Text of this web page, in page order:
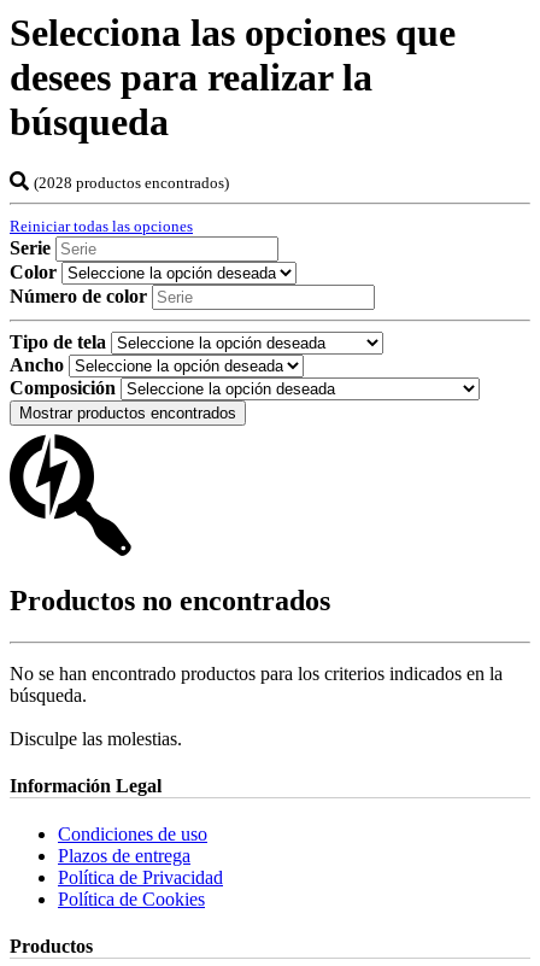
Selecciona las opciones que
desees para realizar la
búsqueda
(2028 productos encontrados)
Reiniciar todas las opciones
Serie
Color
Número de color
Tipo de tela
Ancho
Composición
Mostrar productos encontrados
Productos no encontrados
No se han encontrado productos para los criterios indicados en la
búsqueda.
Disculpe las molestias.
Información Legal
Condiciones de uso
Plazos de entrega
Política de Privacidad
Política de Cookies
Productos